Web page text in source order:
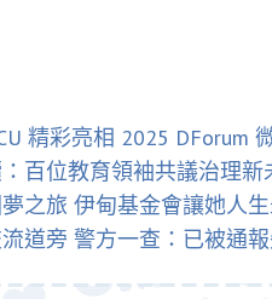
精彩亮相 2025 DForum
百位教育領袖共議治理新
之旅 伊甸基金會讓她人
道旁 警方一查：已被通